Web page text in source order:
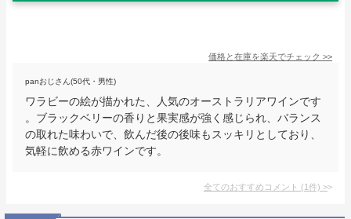
価格と在庫を楽天でチェック >>
panおじさん(50代・男性)
ワラビーの絵が描かれた、人気のオーストラリアワインです
。ブラックベリーの香りと果実感が強く感じられ、バランス
の取れた味わいで、飲んだ後の後味もスッキリとしており、
気軽に飲める赤ワインです。
全てのおすすめコメント (1件) >